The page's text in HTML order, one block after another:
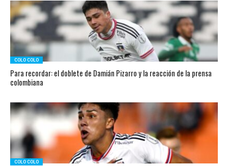
COLO COLO
Para recordar: el doblete de Damián Pizarro y la reacción de la prensa
colombiana
COLO COLO